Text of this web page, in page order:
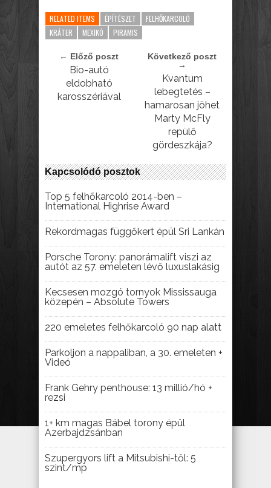
RELATED ITEMS ÉPÍTÉSZET
FELHŐKARCOLÓ
KRÁTER
MEXIKÓ PIRAMIS
← Előző poszt
Bio-autó
eldobható
karosszériával
Következő poszt
→
Kvantum
lebegtetés –
hamarosan jöhet
Marty McFly
repülő
gördeszkája?
Kapcsolódó posztok
Top 5 felhőkarcoló 2014-ben –
International Highrise Award
Rekordmagas függőkert épül Sri Lankán
Porsche Torony: panorámalift viszi az
autót az 57. emeleten lévő luxuslakásig
Kecsesen mozgó tornyok Mississauga
közepén – Absolute Towers
220 emeletes felhőkarcoló 90 nap alatt
Parkoljon a nappaliban, a 30. emeleten +
Videó
Frank Gehry penthouse: 13 millió/hó +
rezsi
1+ km magas Bábel torony épül
Azerbajdzsánban
Szupergyors lift a Mitsubishi-től: 5
szint/mp